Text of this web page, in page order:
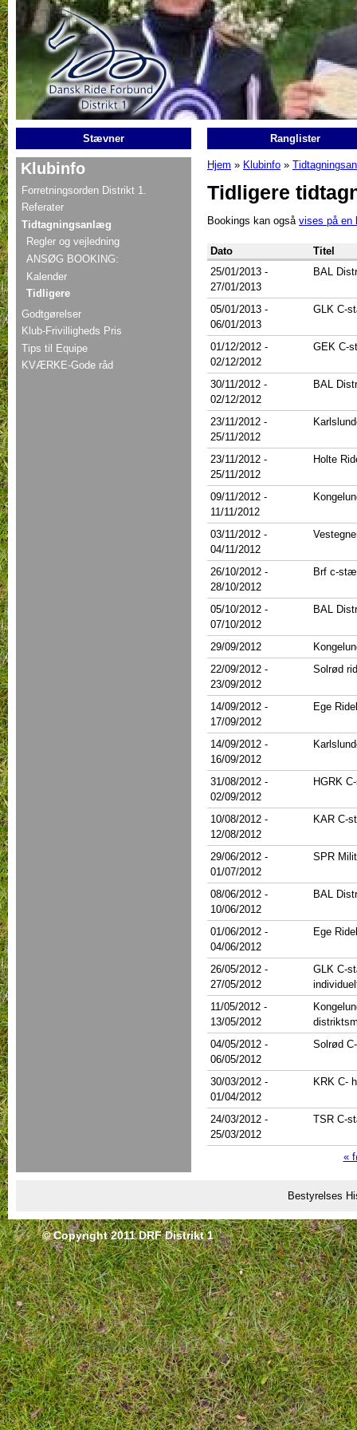
Gå til hovedindhold
Stævner Ranglister
Du er her
Hjem » Klubinfo »
Tidligere
Bookings kan også vises på en
Dato
Titel
25/01/2013 -
27/01/2013
BAL
05/01/2013 -
06/01/2013
GLK C-
01/12/2012 -
02/12/2012
GEK C-
30/11/2012 -
02/12/2012
BAL
23/11/2012 -
25/11/2012
23/11/2012 -
25/11/2012
Holte
09/11/2012 -
11/11/2012
03/11/2012 -
04/11/2012
26/10/2012 -
28/10/2012
Brf c-
05/10/2012 -
07/10/2012
BAL
29/09/2012
22/09/2012 -
23/09/2012
Solrød
14/09/2012 -
17/09/2012
Ege
14/09/2012 -
16/09/2012
31/08/2012 -
02/09/2012
HGRK
10/08/2012 -
12/08/2012
KAR C-
29/06/2012 -
01/07/2012
SPR
08/06/2012 -
10/06/2012
BAL
01/06/2012 -
04/06/2012
Ege
26/05/2012 -
27/05/2012
GLK C-
11/05/2012 -
13/05/2012
04/05/2012 -
06/05/2012
Solrød
30/03/2012 -
01/04/2012
KRK C-
24/03/2012 -
25/03/2012
TSR C-
«
Klubinfo
Forretningsorden Distrikt 1.
Referater
Tidtagningsanlæg
Regler og vejledning
ANSØG BOOKING:
Kalender
Tidligere
Godtgørelser
Klub-Frivilligheds Pris
Tips til Equipe
KVÆRKE-Gode råd
Bestyrelses
© Copyright 2011 DRF Distrikt 1